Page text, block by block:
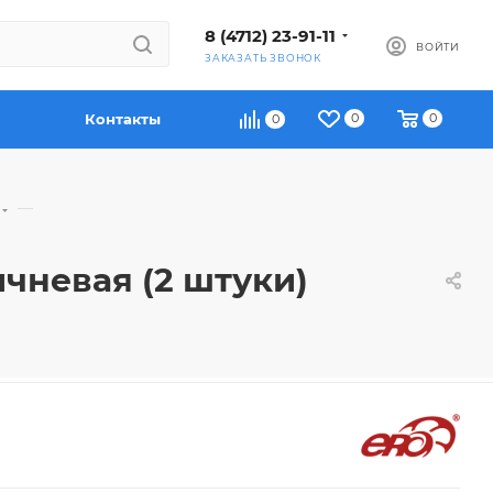
8 (4712) 23-91-11
ЗАКАЗАТЬ ЗВОНОК
ВОЙТИ
0 0 0
Контакты
—
(2 штуки)